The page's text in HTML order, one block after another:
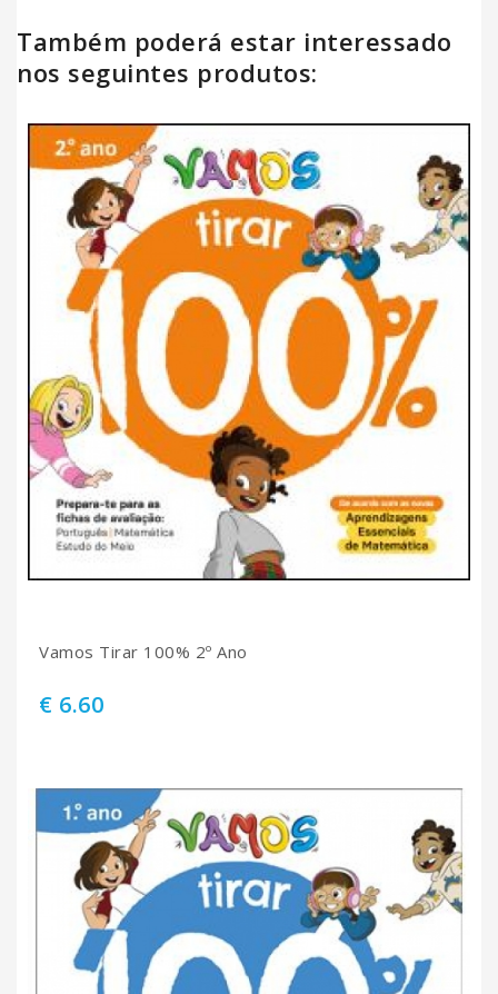
Também poderá estar interessado
nos seguintes produtos:
Vamos Tirar 100% 2º Ano
€ 6.60